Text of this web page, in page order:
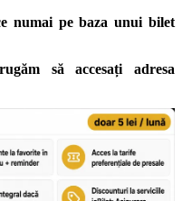
numai pe baza unui bilet
să accesați adresa